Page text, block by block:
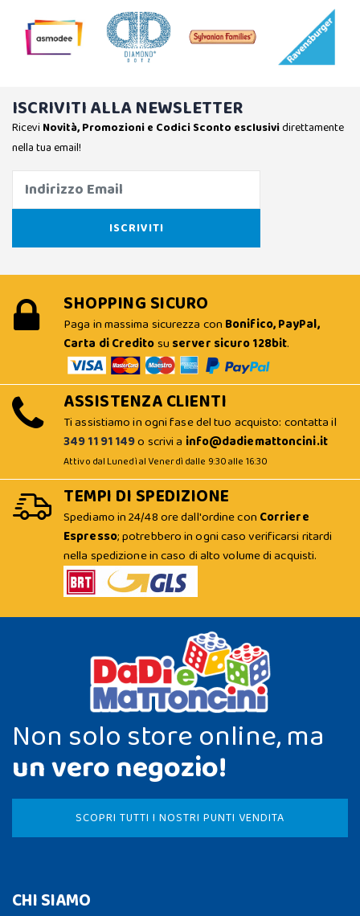
ISCRIVITI ALLA NEWSLETTER
Ricevi Novità, Promozioni e Codici Sconto esclusividirettamente
nella tua email!
SHOPPING SICURO
Paga in massima sicurezza con Bonifico, PayPal,
Carta di Creditosu server sicuro 128bit.
ASSISTENZA CLIENTI
Ti assistiamo in ogni fase del tuo acquisto: contatta il
349 11 91 149o scrivi a info@dadiemattoncini.it
Attivo dal Lunedì al Venerdì dalle 9:30 alle 16:30
TEMPI DI SPEDIZIONE
Spediamo in 24/48 ore dall'ordine con Corriere
Espresso; potrebbero in ogni caso verificarsi ritardi
nella spedizione in caso di alto volume di acquisti.
Non solo store online, ma
un vero negozio!
SCOPRI TUTTI I NOSTRI PUNTI VENDITA
CHI SIAMO